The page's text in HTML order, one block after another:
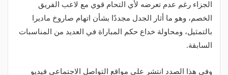
الجزاء رغم عدم تعرضه لأي التحام قوي مع لاعب الفريق
الخصم، وهو ما أثار الجدل مجددًا بشأن اتهام صاروخ ماديرا
بالتمثيل، ومحاولة خداع حكم المباراة في العديد من المناسبات
السابقة.
وفي هذا الصدد انتشر على مواقع التواصل الاجتماعي فيديو